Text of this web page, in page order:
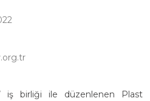
iş birliği ile düzenlenen Plast